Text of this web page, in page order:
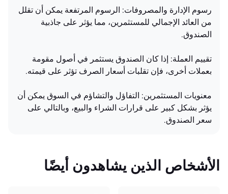
رسوم الإدارة والمصروفات: الرسوم المرتفعة يمكن أن تقلل
من العائد الإجمالي للمستثمرين، مما يؤثر على جاذبية
الصندوق.
تقييم العملة: إذا كان الصندوق يستثمر في أصول مقومة
بعملات أخرى، فإن تقلبات أسعار الصرف تؤثر على قيمته.
معنويات المستثمرين: التفاؤل والتشاؤم في السوق يمكن أن
يؤثر بشكل كبير على قرارات الشراء والبيع، وبالتالي على
سعر الصندوق.
الأشخاص الذين يشاهدون أيضًا